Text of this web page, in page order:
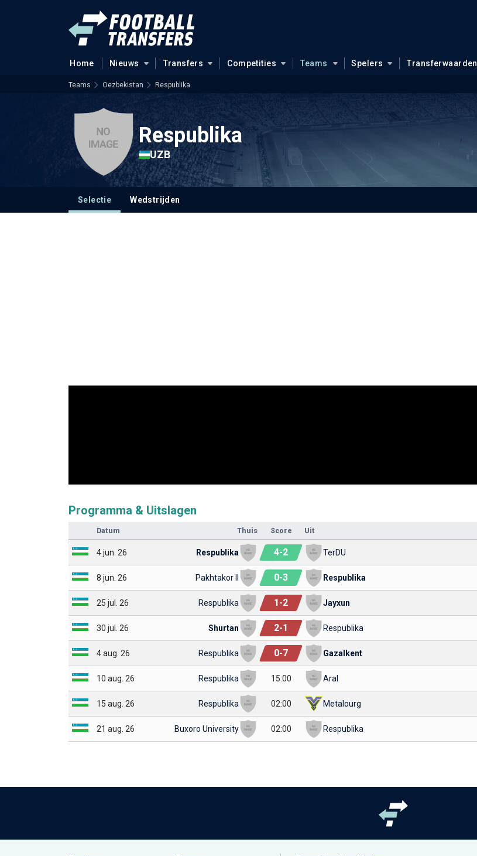
Home Nieuws Transfers Competities Teams Spelers Transferwaarden
Teams Oezbekistan Respublika
Respublika
UZB
Selectie Wedstrijden
Programma & Uitslagen
Datum Thuis Score Uit
4 jun. 26 Respublika 4-2 TerDU
8 jun. 26 Pakhtakor II 0-3 Respublika
25 jul. 26 Respublika 1-2 Jayxun
30 jul. 26 Shurtan 2-1 Respublika
4 aug. 26 Respublika 0-7 Gazalkent
10 aug. 26 Respublika 15:00 Aral
15 aug. 26 Respublika 02:00 Metalourg
21 aug. 26 Buxoro University 02:00 Respublika